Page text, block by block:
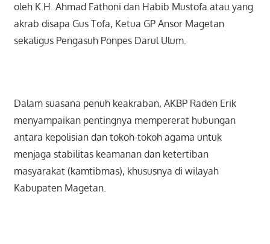
oleh K.H. Ahmad Fathoni dan Habib Mustofa atau yang
akrab disapa Gus Tofa, Ketua GP Ansor Magetan
sekaligus Pengasuh Ponpes Darul Ulum.
Dalam suasana penuh keakraban, AKBP Raden Erik
menyampaikan pentingnya mempererat hubungan
antara kepolisian dan tokoh-tokoh agama untuk
menjaga stabilitas keamanan dan ketertiban
masyarakat (kamtibmas), khususnya di wilayah
Kabupaten Magetan.